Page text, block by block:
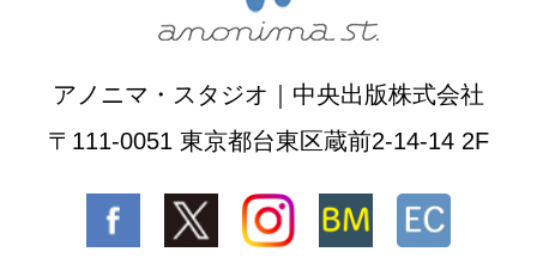
アノニマ・スタジオ｜中央出版株式会社
〒111-0051 東京都台東区蔵前2-14-14 2F